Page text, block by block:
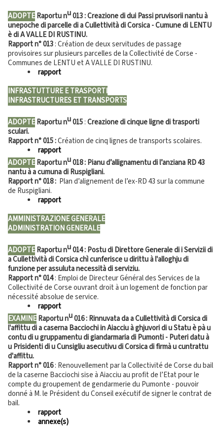
ADOPTERaportu nu013: Creazione di dui Passi pruvisorii nantu à
unepoche di parcelle di a Cullettività di Corsica - Cumune di LENTU
è di A VALLE DI RUSTINU.
Rapport n°013: Création de deux servitudes de passage
provisoires sur plusieurs parcelles de la Collectivité de Corse -
Communes de LENTU et A VALLE DI RUSTINU.
rapport
INFRASTUTTURE E TRASPORTI
INFRASTRUCTURES ET TRANSPORTS
ADOPTERaportu nu015:Creazione di cinque ligne di trasporti
sculari.
Rapport n°015:Création de cinq lignes de transports scolaires.
rapport
ADOPTERaportu nu018 : Pianu d’allignamentu di l’anziana RD 43
nantu à a cumuna di Ruspigliani.
Rapport n° 018 : Plan d’alignement de l’ex-RD 43 sur la commune
de Ruspigliani.
rapport
AMMINISTRAZIONE GENERALE
ADMINISTRATION GENERALE
ADOPTERaportu nu014 : Postu di Direttore Generale di i Servizii di
a Cullettività di Corsica chì cunferisce u dirittu à l'alloghju di
funzione per assuluta necessità di serviziu.
Rapport n°014: Emploi de Directeur Général des Services de la
Collectivité de Corse ouvrant droit à un logement de fonction par
nécessité absolue de service.
rapport
EXAMINERaportu nu016: Rinnuvata da a Cullettività di Corsica di
l'affittu di a caserna Bacciochi in Aiacciu à ghjuvori di u Statu è pà u
contu di u gruppamentu di giandarmaria di Pumonti - Puteri datu à
u Prisidenti di u Cunsigliu asecutivu di Corsica di firmà u cuntrattu
d'affittu.
Rapport n°016: Renouvellement par la Collectivité de Corse du bail
de la caserne Bacciochi sise à Aiacciu au profit de l’Etat pour le
compte du groupement de gendarmerie du Pumonte - pouvoir
donné à M. le Président du Conseil exécutif de signer le contrat de
bail.
rapport
annexe(s)